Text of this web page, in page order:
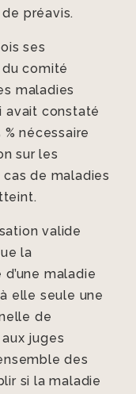
préavis.
ses
du comité
maladies
avait constaté
nécessaire
sur les
de maladies
valide
la
maladie
elle seule une
de
juges
des
si la maladie